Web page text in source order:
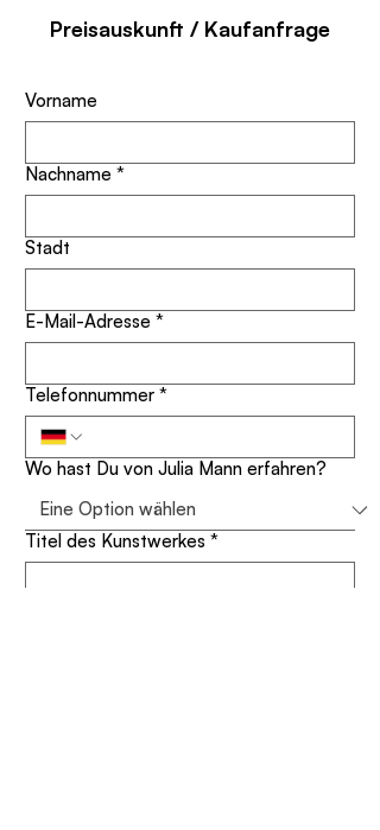
Preisauskunft / Kaufanfrage
Vorname
Nachname *
Stadt
E-Mail-Adresse *
Telefonnummer *
Wo hast Du von Julia Mann erfahren?
Titel des Kunstwerkes *